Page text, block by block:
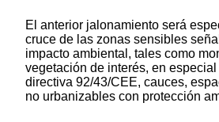
El anterior jalonamiento será
cruce de las zonas sensibles
impacto ambiental, tales como
vegetación de interés, en
directiva 92/43/CEE, cauces,
no urbanizables con protección